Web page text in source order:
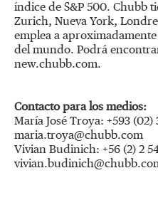
índice de S&P 500. Chubb
Zurich, Nueva York,
emplea a
del mundo. Podrá
new.chubb.com.
Contacto para los medios:
María José Troya: +593 (02)
maria.troya@chubb.com
Vivian Budinich: +56 (2) 2